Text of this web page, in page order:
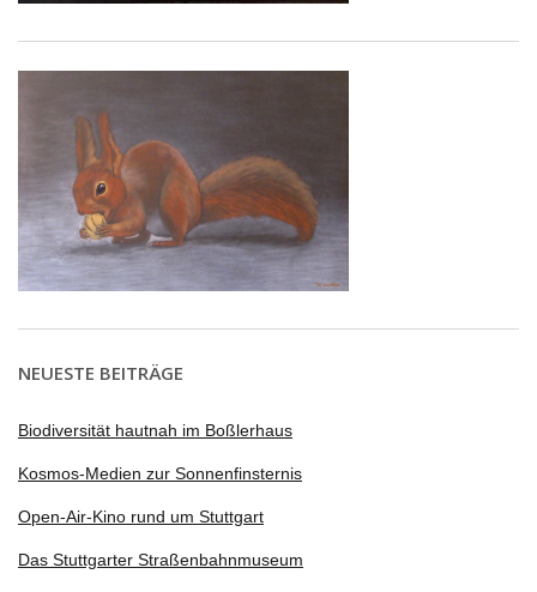
NEUESTE BEITRÄGE
Biodiversität hautnah im Boßlerhaus
Kosmos-Medien zur Sonnenfinsternis
Open-Air-Kino rund um Stuttgart
Das Stuttgarter Straßenbahnmuseum